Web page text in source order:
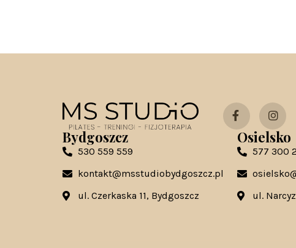
Bydgoszcz
530 559 559
kontakt@msstudiobydgoszcz.pl
ul. Czerkaska 11, Bydgoszcz
Osielsko
577 300
ul.